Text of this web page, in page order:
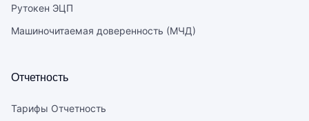
Рутокен ЭЦП
Машиночитаемая доверенность (МЧД)
Отчетность
Тарифы Отчетность